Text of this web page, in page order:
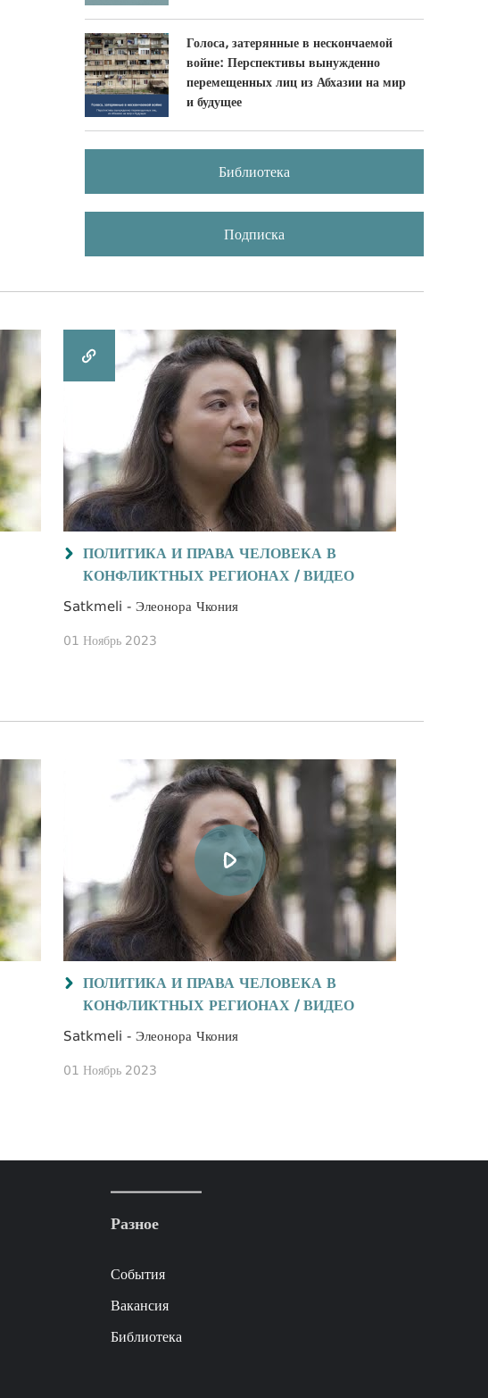
Голоса, затерянные в нескончаемой
войне: Перспективы вынужденно
перемещенных лиц из Абхазии на мир
и будущее
Библиотека
Подписка
ПОЛИТИКА И ПРАВА ЧЕЛОВЕКА В
КОНФЛИКТНЫХ РЕГИОНАХ / ВИДЕО
Satkmeli - Элеонора Чкония
01 Ноябрь 2023
ПОЛИТИКА И ПРАВА ЧЕЛОВЕКА В
КОНФЛИКТНЫХ РЕГИОНАХ / ВИДЕО
Satkmeli - Элеонора Чкония
01 Ноябрь 2023
Разное
События
Вакансия
Библиотека